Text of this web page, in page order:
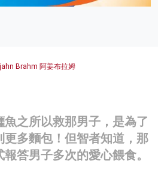
Brahm 阿姜布拉姆
之所以救那男子，是為了
更多麵包！但智者知道，那
答男子多次的愛心餵食。